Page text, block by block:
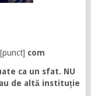
[punct] com
ca un sfat. NU
de altă instituție